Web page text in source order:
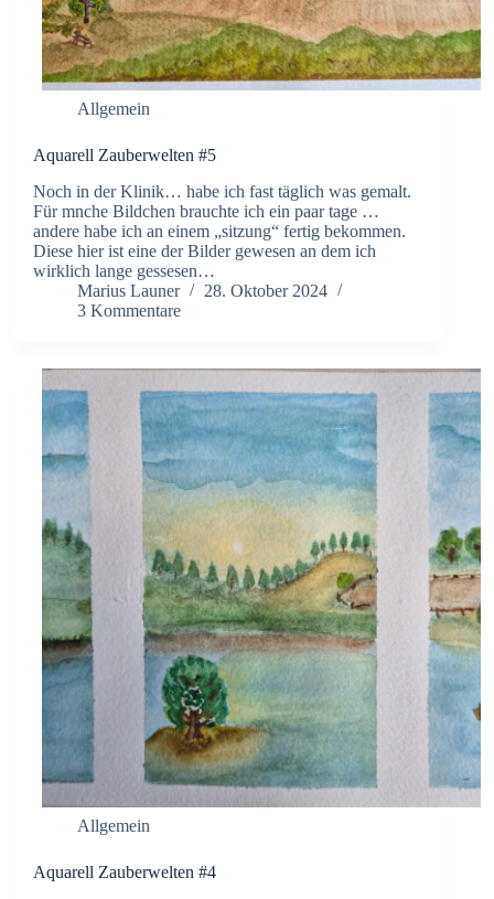
Allgemein
Aquarell Zauberwelten #5
Noch in der Klinik… habe ich fast täglich was gemalt.
Für mnche Bildchen brauchte ich ein paar tage …
andere habe ich an einem „sitzung“ fertig bekommen.
Diese hier ist eine der Bilder gewesen an dem ich
wirklich lange gessesen…
Marius Launer
28. Oktober 2024
3 Kommentare
Allgemein
Aquarell Zauberwelten #4